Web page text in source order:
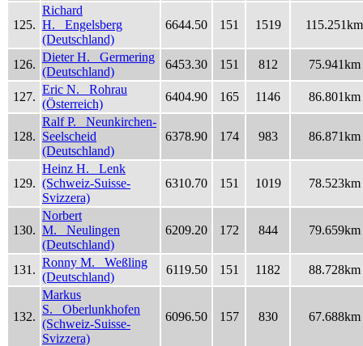
125.
Richard
H. Engelsberg
(Deutschland)
6644.50 151 1519 115.251km
126.
Dieter H. Germering
(Deutschland)
6453.30 151 812 75.941km
127.
Eric N. Rohrau
(Österreich)
6404.90 165 1146 86.801km
128.
Ralf P. Neunkirchen-
Seelscheid
(Deutschland)
6378.90 174 983 86.871km
129.
Heinz H. Lenk
(Schweiz-Suisse-
Svizzera)
6310.70 151 1019 78.523km
130.
Norbert
M. Neulingen
(Deutschland)
6209.20 172 844 79.659km
131.
Ronny M. Weßling
(Deutschland)
6119.50 151 1182 88.728km
132.
Markus
S. Oberlunkhofen
(Schweiz-Suisse-
Svizzera)
6096.50 157 830 67.688km